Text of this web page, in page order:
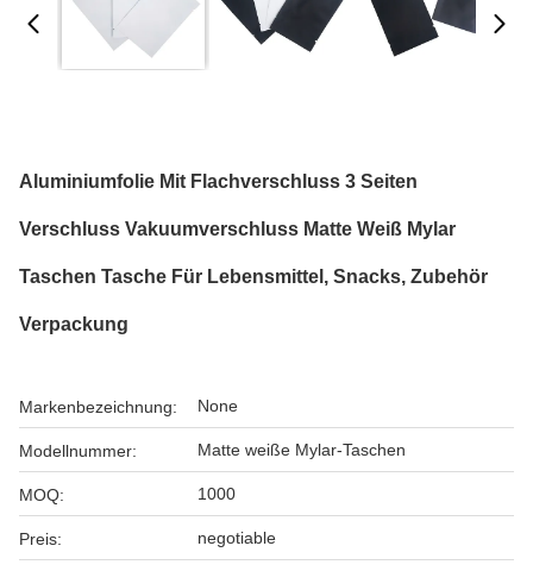
Aluminiumfolie Mit Flachverschluss 3 Seiten
Verschluss Vakuumverschluss Matte Weiß Mylar
Taschen Tasche Für Lebensmittel, Snacks, Zubehör
Verpackung
Markenbezeichnung: None
Modellnummer: Matte weiße Mylar-Taschen
MOQ: 1000
Preis: negotiable